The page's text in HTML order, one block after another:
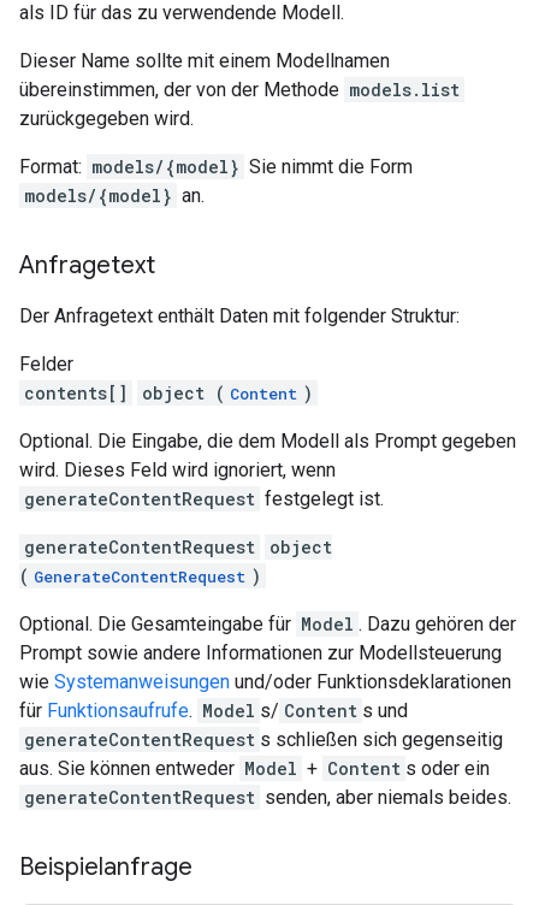
als ID für das zu verwendende Modell.
Dieser Name sollte mit einem Modellnamen
übereinstimmen, der von der Methode models.list
zurückgegeben wird.
Format: models/{model} Sie nimmt die Form
models/{model} an.
Anfragetext
Der Anfragetext enthält Daten mit folgender Struktur:
Felder
contents[]
object ( Content )
Optional. Die Eingabe, die dem Modell als Prompt gegeben
wird. Dieses Feld wird ignoriert, wenn
generateContentRequest festgelegt ist.
generateContentRequest
object
( GenerateContentRequest )
Optional. Die Gesamteingabe für Model . Dazu gehören der
Prompt sowie andere Informationen zur Modellsteuerung
wie Systemanweisungen und/oder Funktionsdeklarationen
für Funktionsaufrufe. Model s/ Content s und
generateContentRequest s schließen sich gegenseitig
aus. Sie können entweder Model + Content s oder ein
generateContentRequest senden, aber niemals beides.
Beispielanfrage